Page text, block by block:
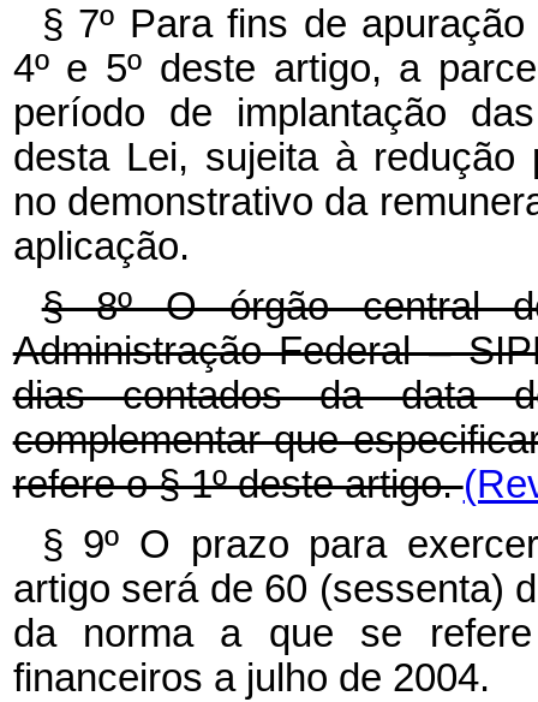
§ 7º Para fins de
4º e 5º deste artigo, a
período de implantação
desta Lei, sujeita à redução
no demonstrativo da
aplicação.
§ 8º O órgão central
Administração Federal –
dias contados da data
complementar que
refere o § 1º deste artigo.
§ 9º O prazo para
artigo será de 60 (sessenta)
da norma a que se
financeiros a julho de 2004.